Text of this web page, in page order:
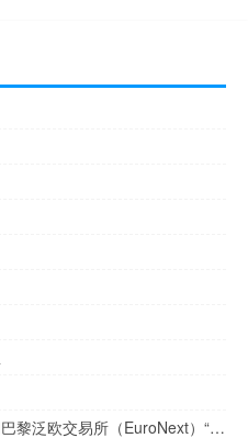
周三（9月27日）欧市尾盘法国巴黎泛欧交易所（EuroNext）“制粉小麦”期货涨0.31%报241.00欧元/吨油菜籽期货涨2.50%报451.75欧元/吨